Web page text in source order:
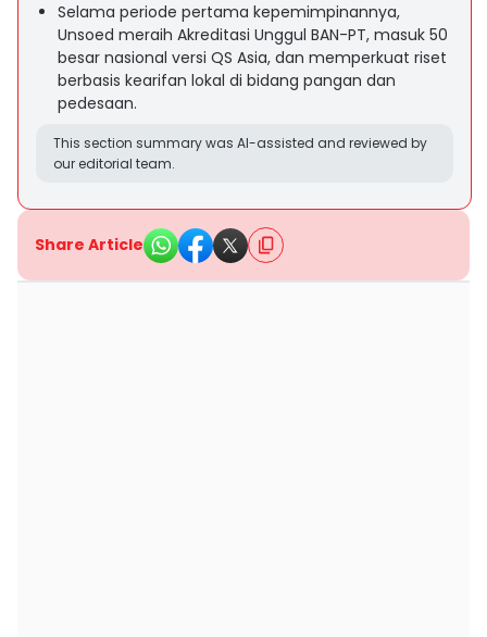
Selama periode pertama kepemimpinannya,
Unsoed meraih Akreditasi Unggul BAN-PT, masuk 50
besar nasional versi QS Asia, dan memperkuat riset
berbasis kearifan lokal di bidang pangan dan
pedesaan.
This section summary was AI-assisted and reviewed by
our editorial team.
Share Article